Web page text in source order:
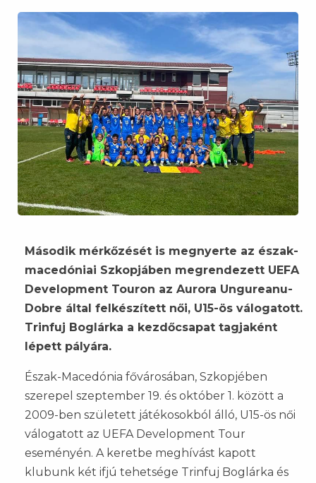
Második mérkőzését is megnyerte az észak-
macedóniai Szkopjáben megrendezett UEFA
Development Touron az Aurora Ungureanu-
Dobre által felkészített női, U15-ös válogatott.
Trinfuj Boglárka a kezdőcsapat tagjaként
lépett pályára.
Észak-Macedónia fővárosában, Szkopjében
szerepel szeptember 19. és október 1. között a
2009-ben született játékosokból álló, U15-ös női
válogatott az UEFA Development Tour
eseményén. A keretbe meghívást kapott
klubunk két ifjú tehetsége Trinfuj Boglárka és